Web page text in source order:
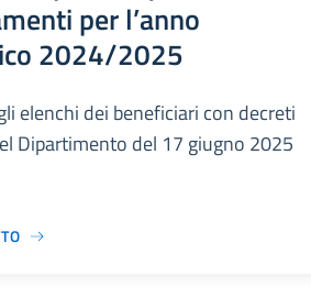
per l’anno
2024/2025
elenchi dei beneficiari con decreti
Dipartimento del 17 giugno 2025